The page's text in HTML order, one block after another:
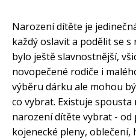
Narození dítěte je
každý oslavit a podělit se
bylo ještě slavnostnější,
novopečené rodiče i
výběru dárku ale mohou
co vybrat. Existuje
narození dítěte vybrat - od
kojenecké pleny, oblečení,